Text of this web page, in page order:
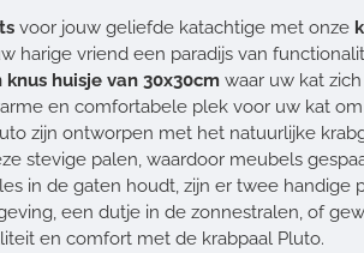
voor jouw geliefde katachtige met onze
harige vriend een paradijs van
knus huisje van 30x30cm waar uw kat
en comfortabele plek voor uw kat
zijn ontworpen met het natuurlijke
stevige palen, waardoor meubels
in de gaten houdt, zijn er twee handige
een dutje in de zonnestralen, of
en comfort met de krabpaal Pluto.